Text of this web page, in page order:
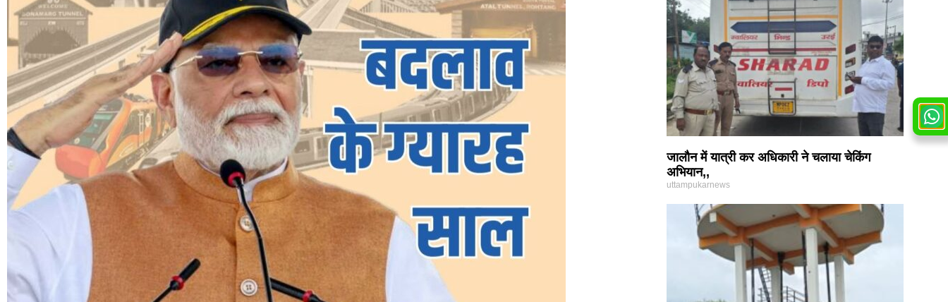
जालौन में यात्री कर अधिकारी ने चलाया चेकिंग
अभियान,,
uttampukarnews